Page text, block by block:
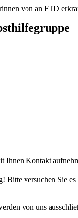
von an FTD
Ihnen Kontakt
Bitte versuchen Sie
von uns